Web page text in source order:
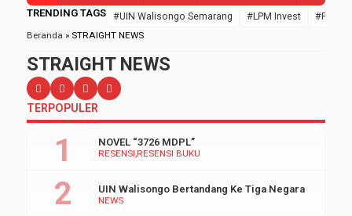
TRENDING TAGS #UIN Walisongo Semarang #LPM Invest
#FEBI
Beranda » STRAIGHT NEWS
STRAIGHT NEWS
TERPOPULER
RESENSI RESENSI BUKU
NOVEL “3726 MDPL”
NEWS
UIN Walisongo Bertandang Ke Tiga Negara